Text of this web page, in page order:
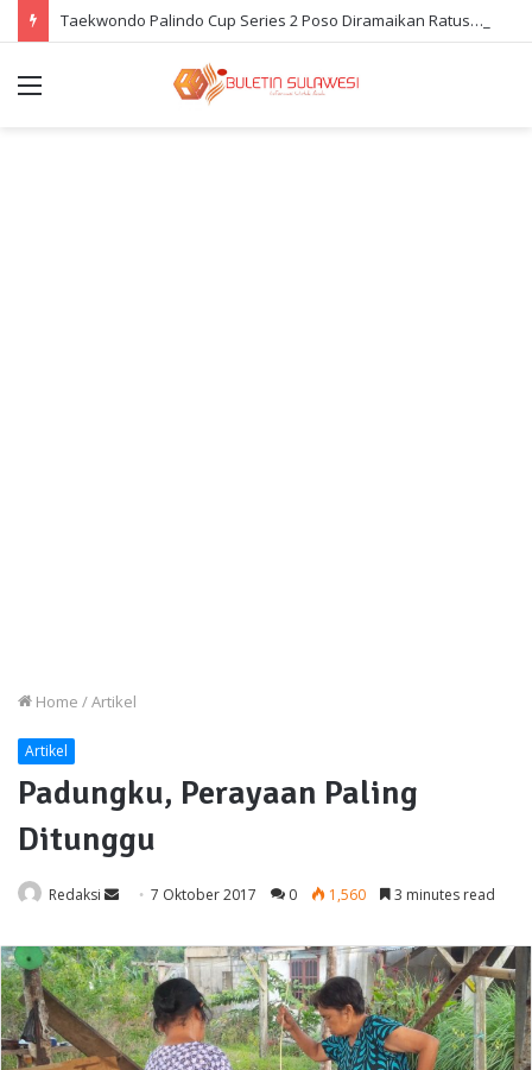
Taekwondo Palindo Cup Series 2 Poso Diramaikan Ratusan Atlet
Menu
Home /Artikel
Artikel
Padungku, Perayaan Paling
Ditunggu
Redaksi
Send
email
7 Oktober 2017 0 1,560 3 minutes read